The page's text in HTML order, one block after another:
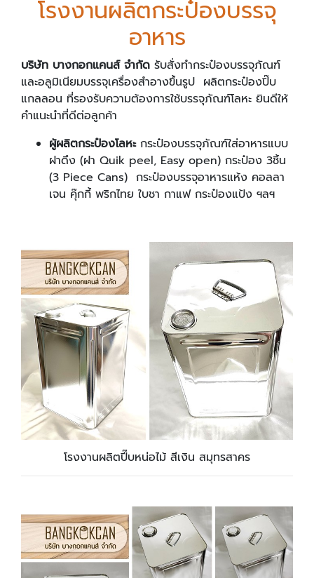
โรงงานผลิตกระป๋องบรรจุ
อาหาร
บริษัท บางกอกแคนส์ จำกัด รับสั่งทำกระป๋องบรรจุภัณฑ์
และอลูมิเนียมบรรจุเครื่องสำอางขึ้นรูป ผลิตกระป๋องปิ๊บ
แกลลอน ที่รองรับความต้องการใช้บรรจุภัณฑ์โลหะ ยินดีให้
คำแนะนำที่ดีต่อลูกค้า
ผู้ผลิตกระป๋องโลหะกระป๋องบรรจุภัณฑ์ใส่อาหารแบบ
ฝาดึง (ฝา Quik peel, Easy open) กระป๋อง 3ชิ้น
(3 Piece Cans) กระป๋องบรรจุอาหารแห้ง คอลลา
เจน คุ๊กกี้ พริกไทย ใบชา กาแฟ กระป๋องแป้ง ฯลฯ
โรงงานผลิตปี๊บหน่อไม้ สีเงิน สมุทรสาคร